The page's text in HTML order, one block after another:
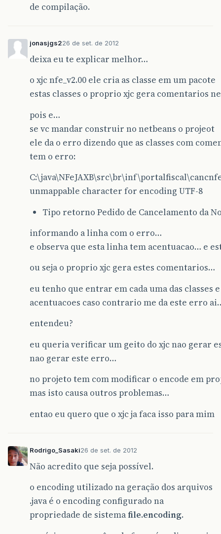
de compilação.
jonasjgs226 de set. de 2012
deixa eu te explicar melhor…
o xjc nfe_v2.00 ele cria as classe em um pacote
estas classes o proprio xjc gera comentarios
pois e…
se vc mandar construir no netbeans o projeot
ele da o erro dizendo que as classes com
tem o erro:
unmappable character for encoding UTF-8
Tipo retorno Pedido de Cancelamento da
informando a linha com o erro…
e observa que esta linha tem acentuacao… e
ou seja o proprio xjc gera estes comentarios…
eu tenho que entrar em cada uma das classes
acentuacoes caso contrario me da este erro
entendeu?
eu queria verificar um geito do xjc nao gerar
nao gerar este erro…
no projeto tem com modificar o encode em
mas isto causa outros problemas…
entao eu quero que o xjc ja faca isso para mim
Rodrigo_Sasaki26 de set. de 2012
Não acredito que seja possível.
o encoding utilizado na geração dos arquivos
.java é o encoding configurado na
propriedade de sistemafile.encoding.